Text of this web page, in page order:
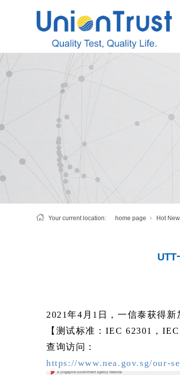
Your current location: home page Hot
UTT
2021年4月1日，一信泰获得
【测试标准：IEC 62301，IEC
查询访问：
https://www.nea.gov.sg/our-